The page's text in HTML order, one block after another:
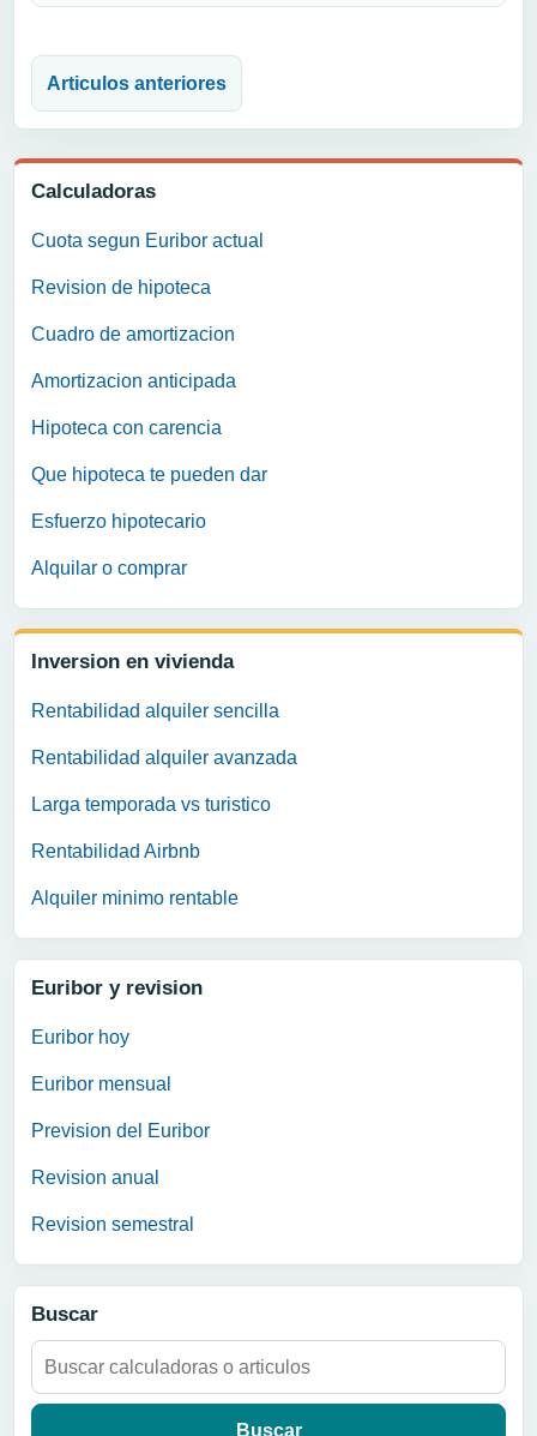
Calculadoras
Cuota segun Euribor actual
Revision de hipoteca
Cuadro de amortizacion
Amortizacion anticipada
Hipoteca con carencia
Que hipoteca te pueden dar
Esfuerzo hipotecario
Alquilar o comprar
Inversion en vivienda
Rentabilidad alquiler sencilla
Rentabilidad alquiler avanzada
Larga temporada vs turistico
Rentabilidad Airbnb
Alquiler minimo rentable
Euribor y revision
Euribor hoy
Euribor mensual
Prevision del Euribor
Revision anual
Revision semestral
Buscar
Buscar:
Articulos anteriores